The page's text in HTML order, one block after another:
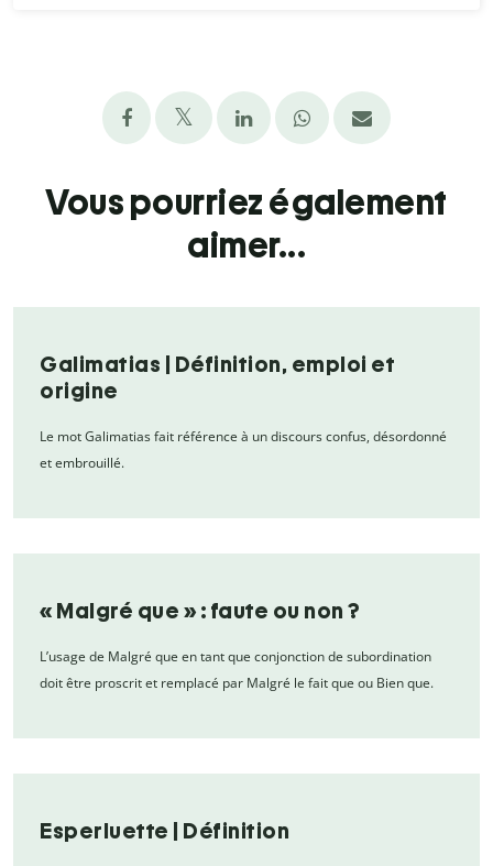
Vous pourriez également
aimer...
Galimatias | Définition, emploi et
origine
Le mot Galimatias fait référence à un discours confus, désordonné
et embrouillé.
« Malgré que » : faute ou non ?
L’usage de Malgré que en tant que conjonction de subordination
doit être proscrit et remplacé par Malgré le fait que ou Bien que.
Esperluette | Définition